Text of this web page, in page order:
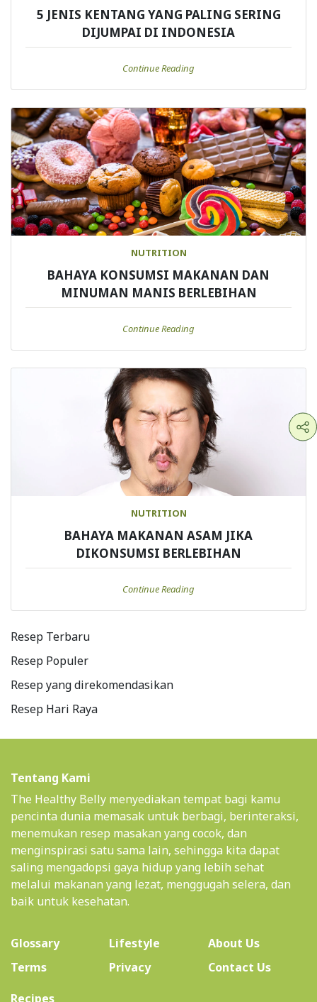
5 JENIS KENTANG YANG PALING SERING
DIJUMPAI DI INDONESIA
Continue Reading
NUTRITION
BAHAYA KONSUMSI MAKANAN DAN
MINUMAN MANIS BERLEBIHAN
Continue Reading
NUTRITION
BAHAYA MAKANAN ASAM JIKA
DIKONSUMSI BERLEBIHAN
Continue Reading
Resep Terbaru
Resep Populer
Resep yang direkomendasikan
Resep Hari Raya
Tentang Kami
The Healthy Belly menyediakan tempat bagi kamu
pencinta dunia memasak untuk berbagi, berinteraksi,
menemukan resep masakan yang cocok, dan
menginspirasi satu sama lain, sehingga kita dapat
saling mengadopsi gaya hidup yang lebih sehat
melalui makanan yang lezat, menggugah selera, dan
baik untuk kesehatan.
Glossary Lifestyle About Us(current)
Terms
Privacy
Contact Us
Recipes(current)